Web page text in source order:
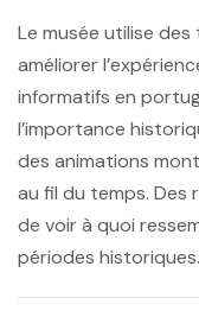
Le musée utilise
améliorer
informatifs en
l’importance
des animations
au fil du temps.
de voir à quoi
périodes historiques.